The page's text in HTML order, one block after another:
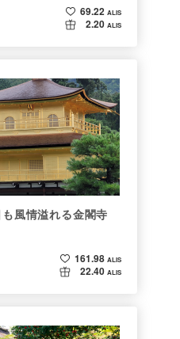
69.22 ALIS
2.20 ALIS
風情溢れる金閣寺
161.98 ALIS
22.40 ALIS